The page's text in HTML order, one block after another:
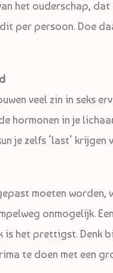
het ouderschap,
per persoon. Doe
veel zin in seks
hormonen in je
je zelfs ‘last’ krijgen
moeten
onmogelijk.
het prettigst. Denk
te doen met een